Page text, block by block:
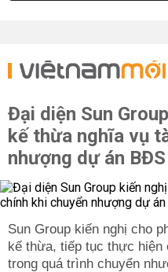
Đại diện Sun
kế thừa nghĩa vụ
nhượng dự án BĐS
Sun Group kiến nghị cho
kế thừa, tiếp tục thực hiện
trong quá trình chuyển